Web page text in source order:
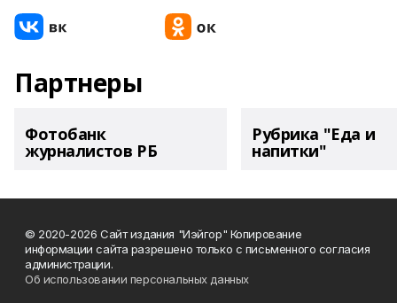
Партнеры
Фотобанк
журналистов РБ
Рубрика "Еда и
напитки"
© 2020-2026 Сайт издания "Иэйгор" Копирование
информации сайта разрешено только с письменного согласия
администрации.
Об использовании персональных данных